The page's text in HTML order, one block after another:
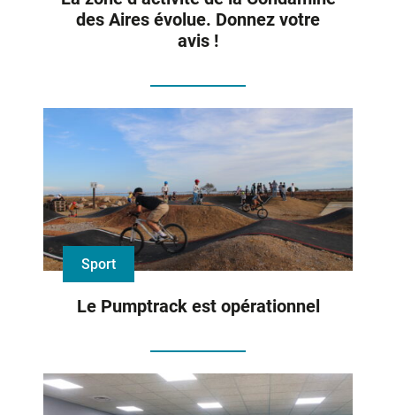
des Aires évolue. Donnez votre
avis !
Sport
Le Pumptrack est opérationnel